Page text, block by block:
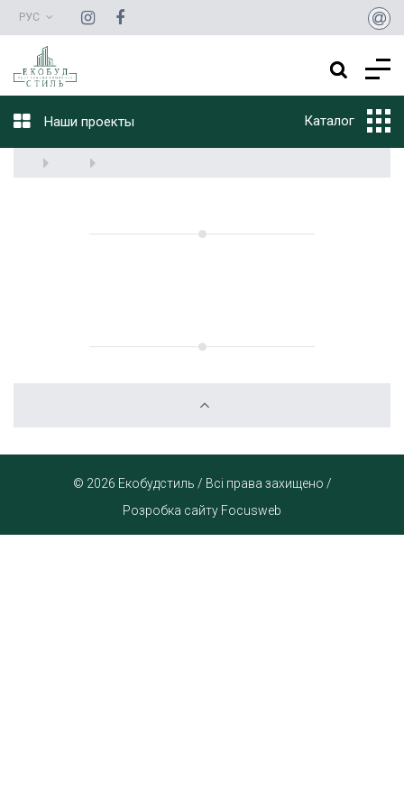
РУС
Наши проекты Каталог
© 2026 Екобудстиль / Всі права захищено /
Розробка сайту Focusweb